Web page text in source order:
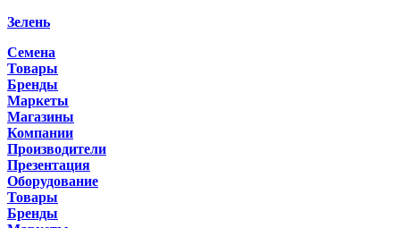
Зелень
Семена
Товары
Бренды
Маркеты
Магазины
Компании
Производители
Презентация
Оборудование
Товары
Бренды